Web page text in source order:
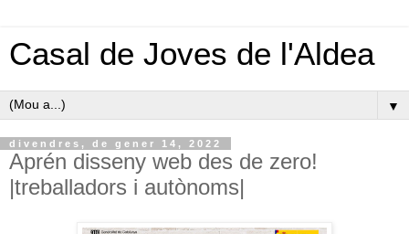
Casal de Joves de l'Aldea
▼
divendres, de gener 14, 2022
Aprén disseny web des de zero!
|treballadors i autònoms|